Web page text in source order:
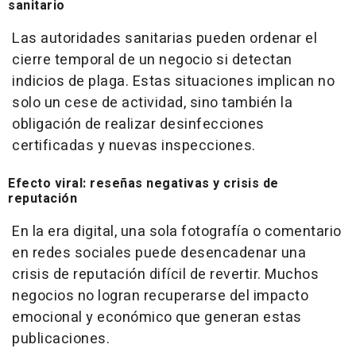
sanitario
Las autoridades sanitarias pueden ordenar el
cierre temporal de un negocio si detectan
indicios de plaga. Estas situaciones implican no
solo un cese de actividad, sino también la
obligación de realizar desinfecciones
certificadas y nuevas inspecciones.
Efecto viral: reseñas negativas y crisis de
reputación
En la era digital, una sola fotografía o comentario
en redes sociales puede desencadenar una
crisis de reputación difícil de revertir. Muchos
negocios no logran recuperarse del impacto
emocional y económico que generan estas
publicaciones.